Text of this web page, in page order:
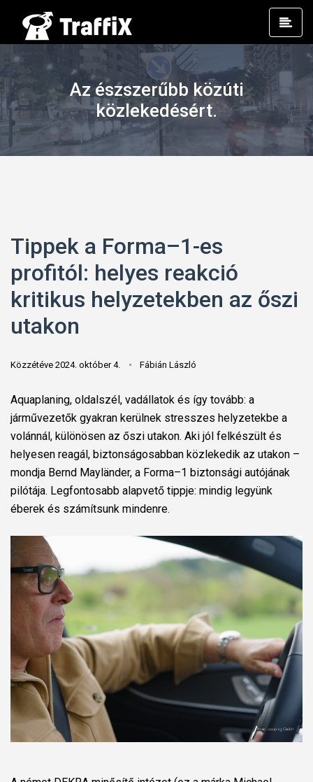
Az észszerűbb közúti
közlekedésért.
Tippek a Forma–1-es
profitól: helyes reakció
kritikus helyzetekben az őszi
utakon
Közzétéve 2024. október 4. Fábián László
Aquaplaning, oldalszél, vadállatok és így tovább: a
járművezetők gyakran kerülnek stresszes helyzetekbe a
volánnál, különösen az őszi utakon. Aki jól felkészült és
helyesen reagál, biztonságosabban közlekedik az utakon –
mondja Bernd Mayländer, a Forma–1 biztonsági autójának
pilótája. Legfontosabb alapvető tippje: mindig legyünk
éberek és számítsunk mindenre.